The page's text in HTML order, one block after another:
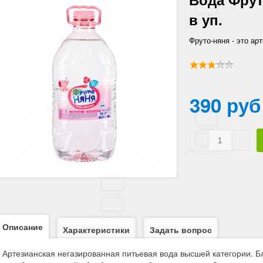
в уп.
Фруто-няня - это
высшей категории.
обработке не
необходимые
390 руб
Описание Характеристики
Задать вопрос
Артезианская негазированная питьевая вода высшей категории.